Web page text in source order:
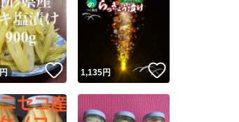
品者
引出品者 Yahoo!フリマの基準をクリアした安心・
績◯+ このユーザーはYahoo!フリマの取引を完
この商品の情報をコピーします
品画像の無断転載は禁止されています
ピーは1商品につき1回
円 いいね！
1,135円